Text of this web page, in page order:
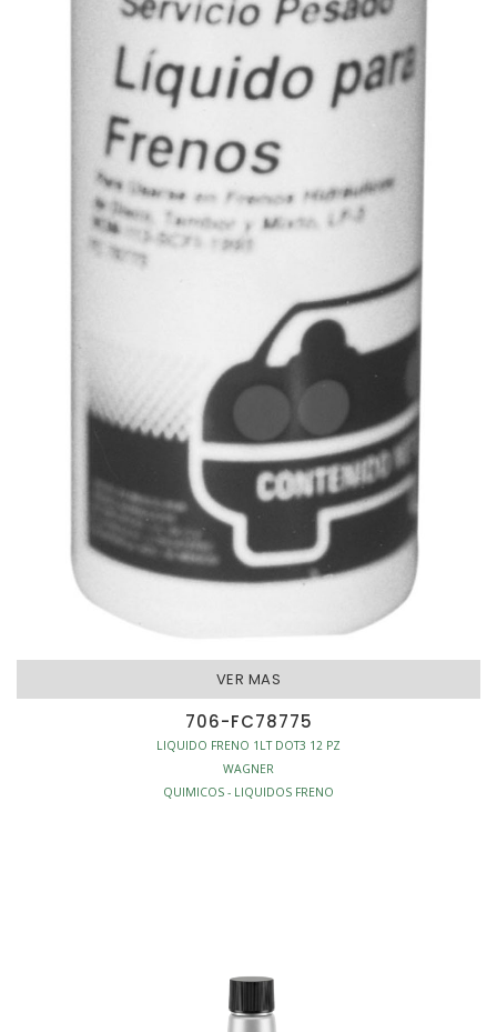
VER MAS
706-FC78775
LIQUIDO FRENO 1LT DOT3 12 PZ
WAGNER
QUIMICOS - LIQUIDOS FRENO